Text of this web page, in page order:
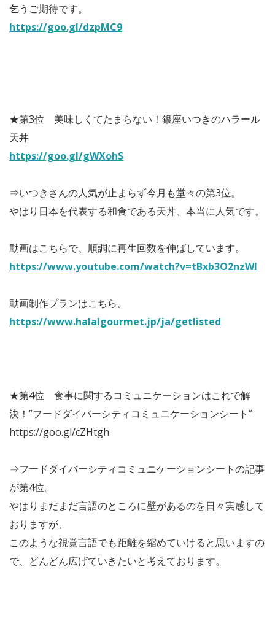
乞うご期待です。
https://goo.gl/dzpMC9
★第3位 美味しくてたまらない！銀座いつきのハラール
天丼
https://goo.gl/gWXohS
⇒いつきさんの人気が止まらず今月も堂々の第3位。
やはり日本を代表する和食である天丼、本当に人気です。
動画はこちらで、順調に再生回数を伸ばしています。
https://www.youtube.com/watch?v=tBxb3O2nzWI
動画制作プランはこちら。
https://www.halalgourmet.jp/ja/getlisted
★第4位 食事に関するコミュニケーションはこれで解
決！”フードダイバーシティコミュニケーションシート”
https://goo.gl/cZHtgh
⇒フードダイバーシティコミュニケーションシートの記事
が第4位。
やはりまだまだ言語のところに壁があるのを日々実感して
おりますが、
このような視覚言語でも距離を縮めていけると思いますの
で、どんどん広げていきたいと考えております。